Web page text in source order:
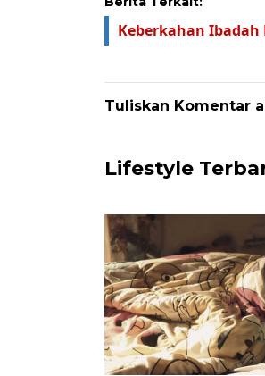
Keberkahan Ibadah
Tuliskan Komentar
Lifestyle